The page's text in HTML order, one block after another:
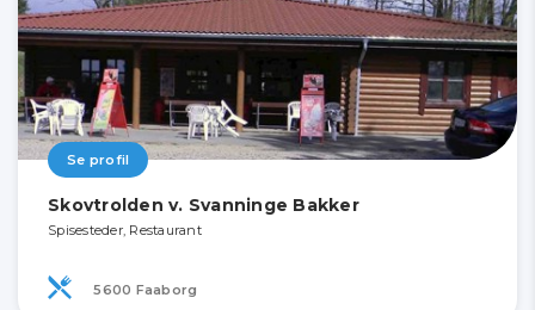
Se profil
Skovtrolden v. Svanninge Bakker
Spisesteder, Restaurant
5600 Faaborg